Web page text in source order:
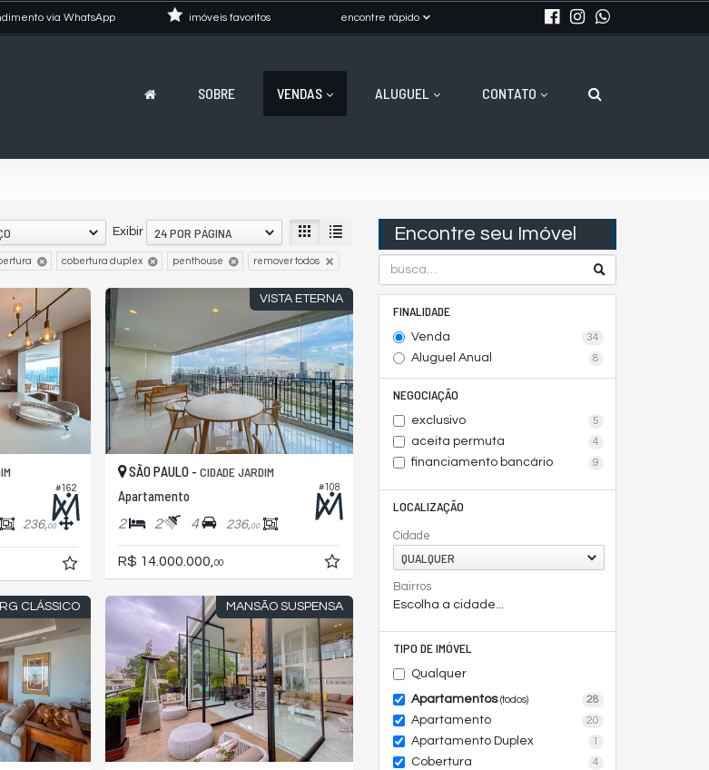
via WhatsApp encontre rápido
imóveis favoritos
SOBRE VENDAS ALUGUEL CONTATO
Encontre seu Imóvel
FINALIDADE
Venda 34
Aluguel Anual 8
NEGOCIAÇÃO
exclusivo 5
aceita permuta 4
financiamento bancário 9
LOCALIZAÇÃO
Cidade
QUALQUER
Bairros
Escolha a cidade...
TIPO DE IMÓVEL
Qualquer
Apartamentos(todos) 28
Apartamento 20
Apartamento Duplex 1
Cobertura 4
Exibir 24 POR PÁGINA
cobertura duplex penthouse remover todos
#162
236,00
VISTA ETERNA
#108
SÃO PAULO - CIDADE JARDIM
Apartamento
2 2 4 236,00
R$ 14.000.000, 00
CLÁSSICO MANSÃO SUSPENSA